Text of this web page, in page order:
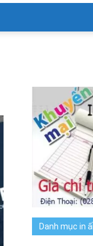
Danh mục in